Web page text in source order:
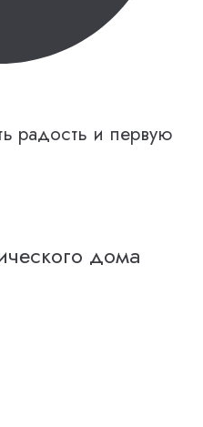
радость и первую
дома